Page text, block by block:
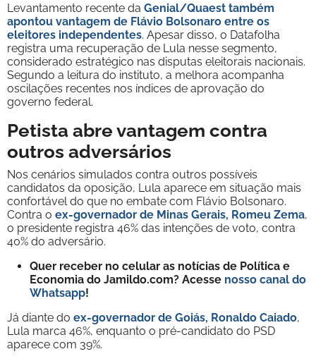
Levantamento recente da Genial/Quaest também
apontou vantagem de Flávio Bolsonaro entre os
eleitores independentes. Apesar disso, o Datafolha
registra uma recuperação de Lula nesse segmento,
considerado estratégico nas disputas eleitorais nacionais.
Segundo a leitura do instituto, a melhora acompanha
oscilações recentes nos índices de aprovação do
governo federal.
Petista abre vantagem contra
outros adversários
Nos cenários simulados contra outros possíveis
candidatos da oposição, Lula aparece em situação mais
confortável do que no embate com Flávio Bolsonaro.
Contra o ex-governador de Minas Gerais, Romeu Zema,
o presidente registra 46% das intenções de voto, contra
40% do adversário.
Quer receber no celular as notícias de Política e
Economia do Jamildo.com? Acesse nosso canal do
Whatsapp!
Já diante do ex-governador de Goiás, Ronaldo Caiado,
Lula marca 46%, enquanto o pré-candidato do PSD
aparece com 39%.